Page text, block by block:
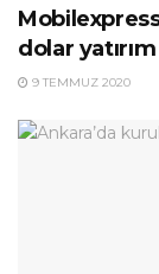
dolar yatırım
9 TEMMUZ 2020